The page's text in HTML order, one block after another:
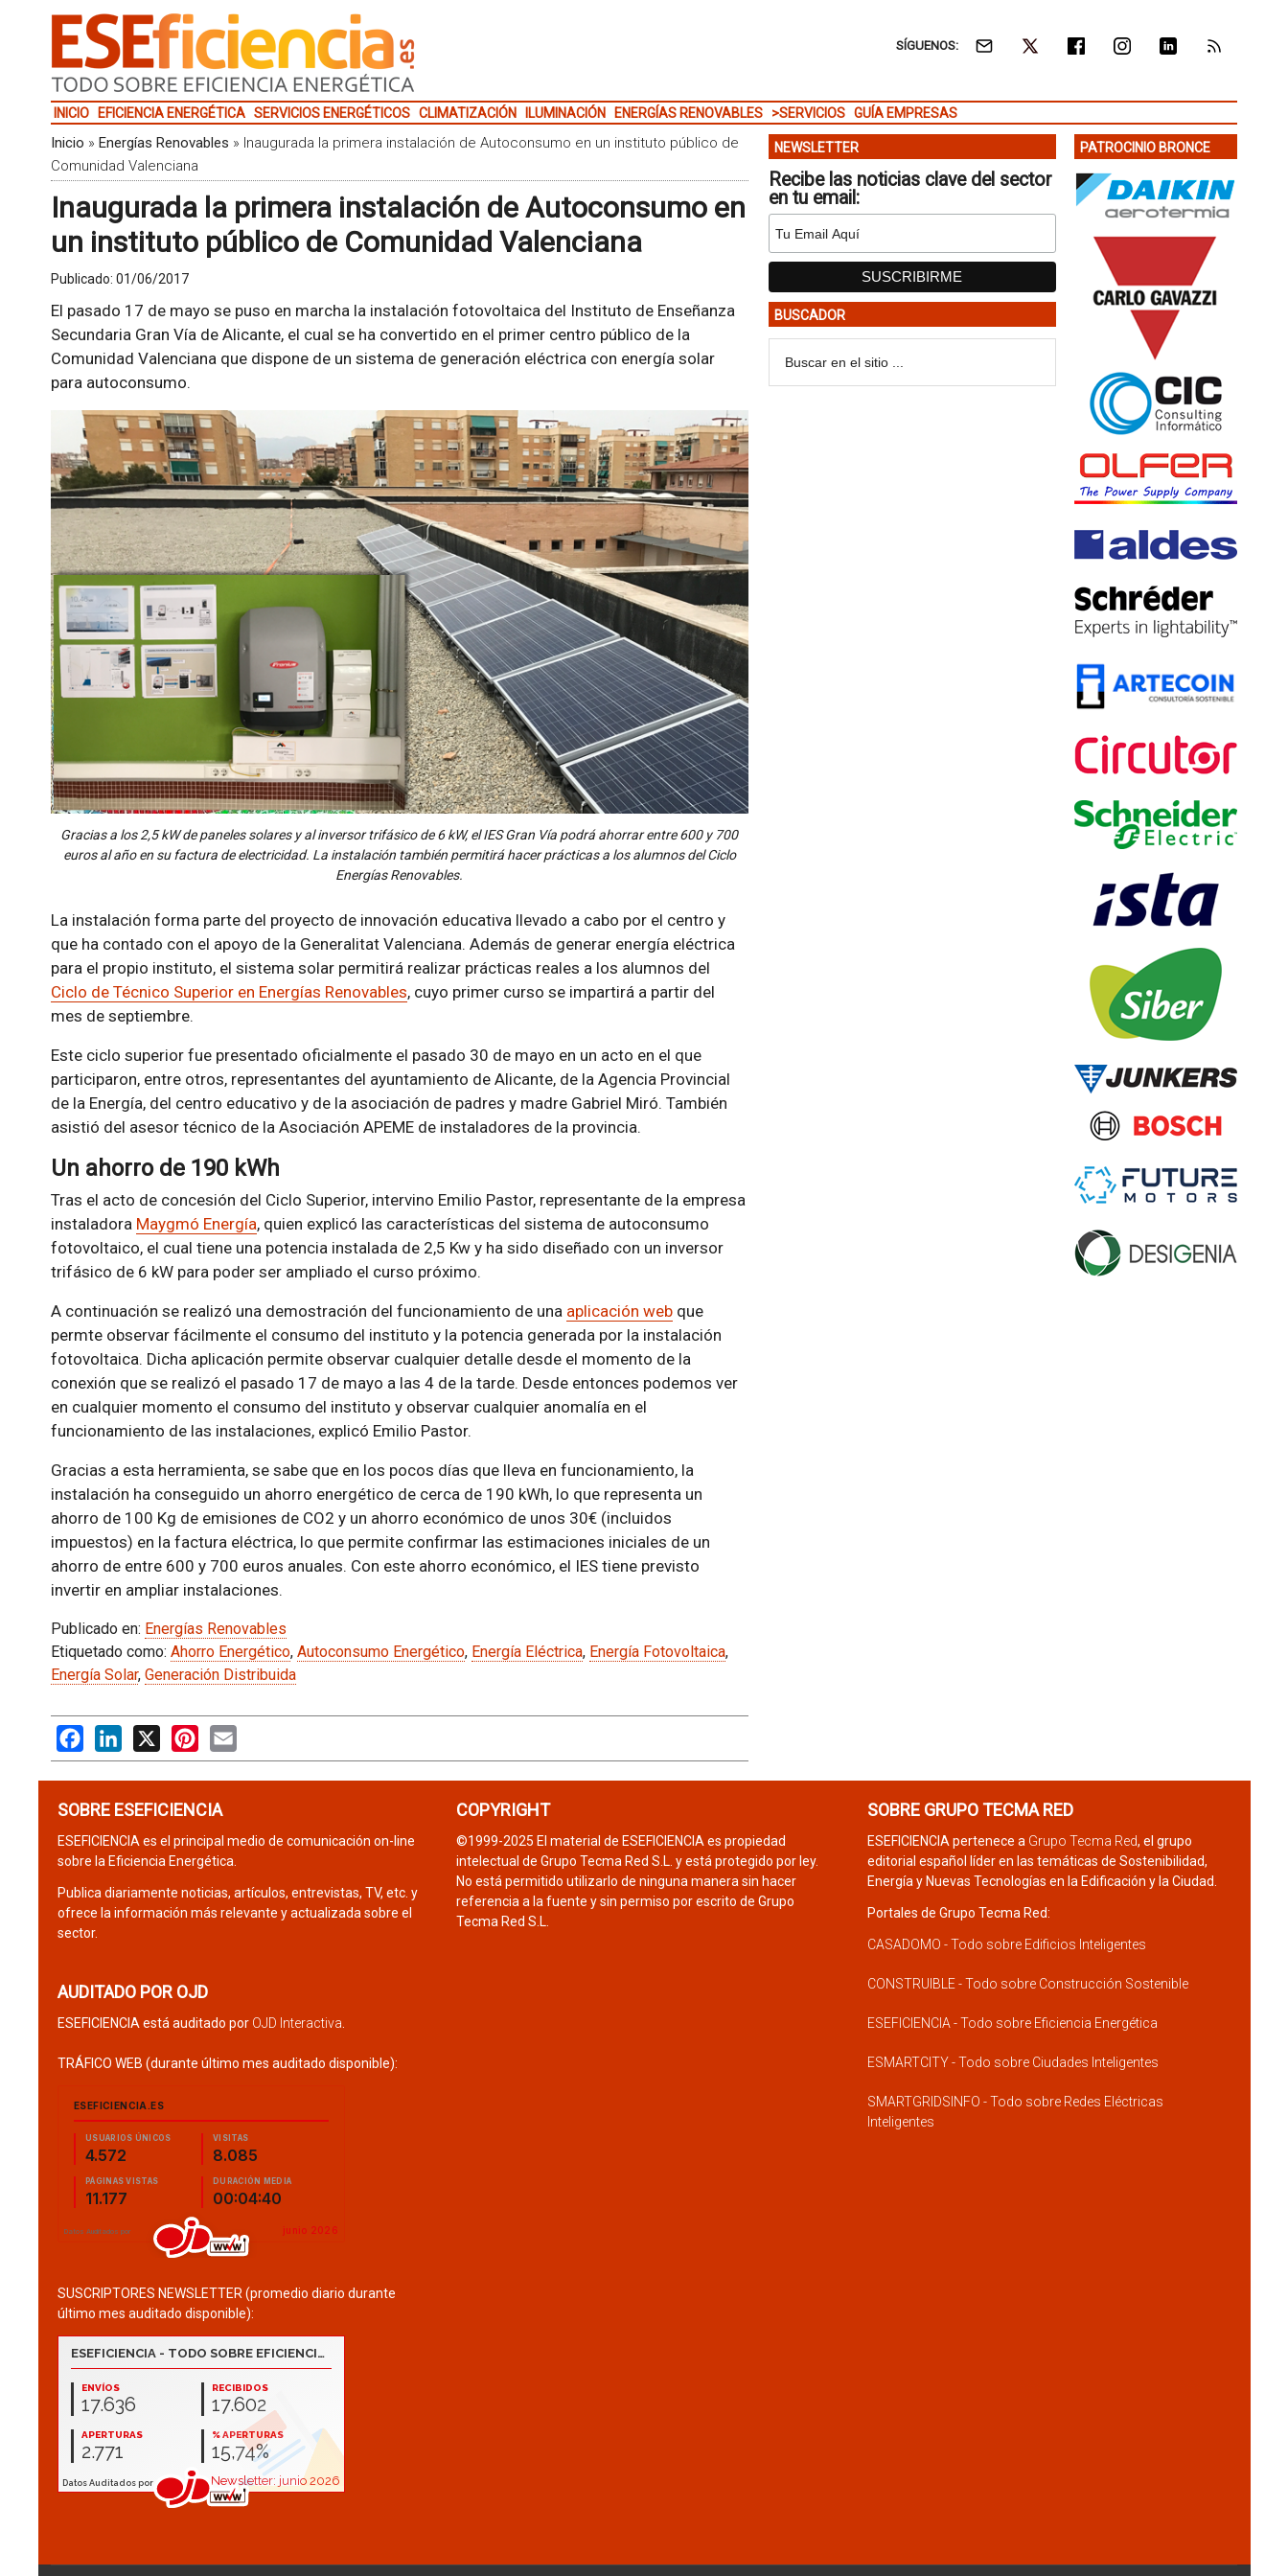
SÍGUENOS:
INICIO EFICIENCIA ENERGÉTICA SERVICIOS ENERGÉTICOS CLIMATIZACIÓN ILUMINACIÓN ENERGÍAS RENOVABLES >SERVICIOS GUÍA EMPRESAS
Inicio » Energías Renovables » Inaugurada la primera instalación de Autoconsumo en un instituto público de
Comunidad Valenciana
Inaugurada la primera instalación de Autoconsumo en
un instituto público de Comunidad Valenciana
Publicado: 01/06/2017
El pasado 17 de mayo se puso en marcha la instalación fotovoltaica del Instituto de Enseñanza
Secundaria Gran Vía de Alicante, el cual se ha convertido en el primer centro público de la
Comunidad Valenciana que dispone de un sistema de generación eléctrica con energía solar
para autoconsumo.
Gracias a los 2,5 kW de paneles solares y al inversor trifásico de 6 kW, el IES Gran Vía podrá ahorrar entre 600 y 700
euros al año en su factura de electricidad. La instalación también permitirá hacer prácticas a los alumnos del Ciclo
Energías Renovables.
La instalación forma parte del proyecto de innovación educativa llevado a cabo por el centro y
que ha contado con el apoyo de la Generalitat Valenciana. Además de generar energía eléctrica
para el propio instituto, el sistema solar permitirá realizar prácticas reales a los alumnos del
Ciclo de Técnico Superior en Energías Renovables, cuyo primer curso se impartirá a partir del
mes de septiembre.
Este ciclo superior fue presentado oficialmente el pasado 30 de mayo en un acto en el que
participaron, entre otros, representantes del ayuntamiento de Alicante, de la Agencia Provincial
de la Energía, del centro educativo y de la asociación de padres y madre Gabriel Miró. También
asistió del asesor técnico de la Asociación APEME de instaladores de la provincia.
Un ahorro de 190 kWh
Tras el acto de concesión del Ciclo Superior, intervino Emilio Pastor, representante de la empresa
instaladora Maygmó Energía, quien explicó las características del sistema de autoconsumo
fotovoltaico, el cual tiene una potencia instalada de 2,5 Kw y ha sido diseñado con un inversor
trifásico de 6 kW para poder ser ampliado el curso próximo.
A continuación se realizó una demostración del funcionamiento de una aplicación webque
permte observar fácilmente el consumo del instituto y la potencia generada por la instalación
fotovoltaica. Dicha aplicación permite observar cualquier detalle desde el momento de la
conexión que se realizó el pasado 17 de mayo a las 4 de la tarde. Desde entonces podemos ver
en cualquier momento el consumo del instituto y observar cualquier anomalía en el
funcionamiento de las instalaciones, explicó Emilio Pastor.
Gracias a esta herramienta, se sabe que en los pocos días que lleva en funcionamiento, la
instalación ha conseguido un ahorro energético de cerca de 190 kWh, lo que representa un
ahorro de 100 Kg de emisiones de CO2 y un ahorro económico de unos 30€ (incluidos
impuestos) en la factura eléctrica, lo que permite confirmar las estimaciones iniciales de un
ahorro de entre 600 y 700 euros anuales. Con este ahorro económico, el IES tiene previsto
invertir en ampliar instalaciones.
Publicado en: Energías Renovables
Etiquetado como: Ahorro Energético, Autoconsumo Energético, Energía Eléctrica, Energía Fotovoltaica,
Energía Solar, Generación Distribuida
FacebookLinkedIn Pinterest
NEWSLETTER
Recibe las noticias clave del sector
en tu email:
BUSCADOR
PATROCINIO BRONCE
SOBRE ESEFICIENCIA
ESEFICIENCIA es el principal medio de comunicación on-line
sobre la Eficiencia Energética.
Publica diariamente noticias, artículos, entrevistas, TV, etc. y
ofrece la información más relevante y actualizada sobre el
sector.
AUDITADO POR OJD
ESEFICIENCIA está auditado por OJD Interactiva.
TRÁFICO WEB (durante último mes auditado disponible):
SUSCRIPTORES NEWSLETTER (promedio diario durante
último mes auditado disponible):
COPYRIGHT
©1999-2025 El material de ESEFICIENCIA es propiedad
intelectual de Grupo Tecma Red S.L. y está protegido por ley.
No está permitido utilizarlo de ninguna manera sin hacer
referencia a la fuente y sin permiso por escrito de Grupo
Tecma Red S.L.
SOBRE GRUPO TECMA RED
ESEFICIENCIA pertenece a Grupo Tecma Red, el grupo
editorial español líder en las temáticas de Sostenibilidad,
Energía y Nuevas Tecnologías en la Edificación y la Ciudad.
Portales de Grupo Tecma Red:
CASADOMO - Todo sobre Edificios Inteligentes
CONSTRUIBLE - Todo sobre Construcción Sostenible
ESEFICIENCIA - Todo sobre Eficiencia Energética
ESMARTCITY - Todo sobre Ciudades Inteligentes
SMARTGRIDSINFO - Todo sobre Redes Eléctricas
Inteligentes